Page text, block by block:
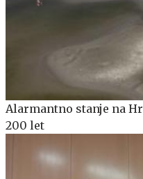
Alarmantno stanje na
200 let